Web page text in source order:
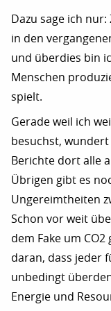
Dazu sage ich
in den
und überdies bin
Menschen
spielt.
Gerade weil ich
besuchst,
Berichte dort alle
Übrigen gibt es
Ungereimtheiten
Schon vor weit
dem Fake um
daran, dass jeder
unbedingt
Energie und